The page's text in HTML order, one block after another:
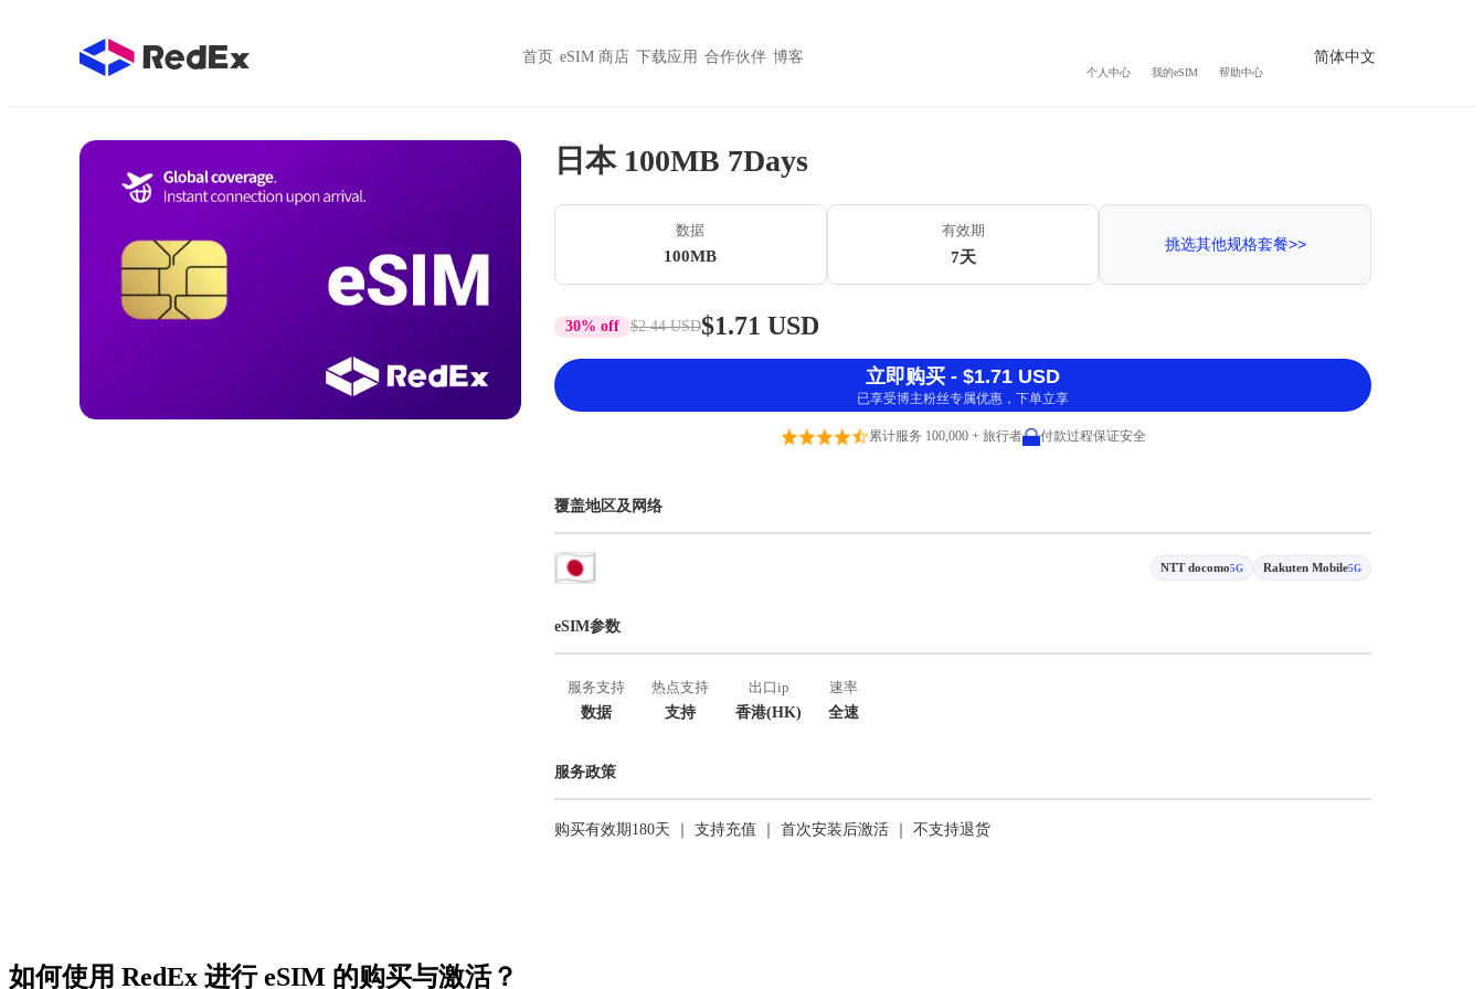
首页 eSIM 商店 下载应用 合作伙伴 博客
个人中心 我的eSIM 帮助中心
简体中文
日本 100MB 7Days
数据
100MB
有效期
7天
挑选其他规格套餐>>
30% off $2.44 USD$1.71 USD
立即购买 - $1.71 USD
已享受博主粉丝专属优惠，下单立享
累计服务 100,000 + 旅行者 付款过程保证安全
覆盖地区及网络
NTT docomo5G Rakuten Mobile5G
eSIM参数
服务支持
数据
热点支持
支持
出口ip
香港(HK)
速率
全速
服务政策
购买有效期180天 ｜ 支持充值 ｜ 首次安装后激活 ｜ 不支持退货
如何使用 RedEx 进行 eSIM 的购买与激活？